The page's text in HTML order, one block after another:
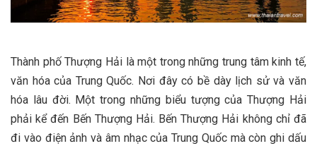
Thành phố Thượng Hải là một trong những trung tâm kinh tế,
văn hóa của Trung Quốc. Nơi đây có bề dày lịch sử và văn
hóa lâu đời. Một trong những biểu tượng của Thượng Hải
phải kể đến Bến Thượng Hải. Bến Thượng Hải không chỉ đã
đi vào điện ảnh và âm nhạc của Trung Quốc mà còn ghi dấu